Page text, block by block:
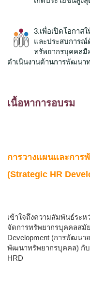
3.เพื่อเปิดโอกาส
และประสบการ
ทรัพยากรบุคคลมื
ดำเนินงานด้านการพัฒนา
เนื้อหาการอบรม
การวางแผนและกา
(Strategic HR
เข้าใจถึงความสัมพันธ์ระ
จัดการทรัพยากรบุคคลสมั
Development (การพัฒนา
พัฒนาทรัพยากรบุคคล) กับ
HRD